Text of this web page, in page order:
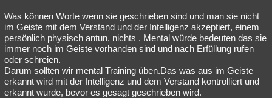
Was können Worte wenn sie geschrieben sind und man sie nicht
im Geiste mit dem Verstand und der Intelligenz akzeptiert, einem
persönlich physisch antun, nichts . Mental würde bedeuten das sie
immer noch im Geiste vorhanden sind und nach Erfüllung rufen
oder schreien.
Darum sollten wir mental Training üben.Das was aus im Geiste
erkannt wird mit der Intelligenz und dem Verstand kontrolliert und
erkannt wurde, bevor es gesagt geschrieben wird.